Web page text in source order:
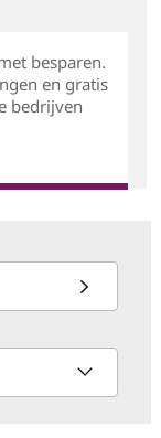
besparen.
en gratis
bedrijven